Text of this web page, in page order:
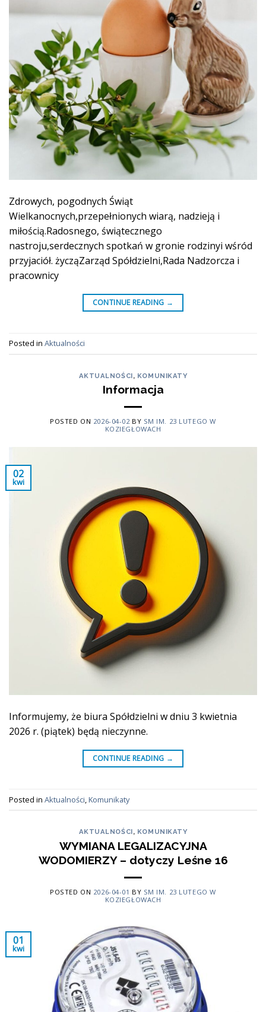
Zdrowych, pogodnych Świąt
Wielkanocnych,przepełnionych wiarą, nadzieją i
miłością.Radosnego, świątecznego
nastroju,serdecznych spotkań w gronie rodzinyi wśród
przyjaciół. życząZarząd Spółdzielni,Rada Nadzorcza i
pracownicy
CONTINUE READING →
Posted in Aktualności
AKTUALNOŚCI, KOMUNIKATY
Informacja
POSTED ON 2026-04-02 BY SM IM. 23 LUTEGO W
KOZIEGŁOWACH
02
kwi
Informujemy, że biura Spółdzielni w dniu 3 kwietnia
2026 r. (piątek) będą nieczynne.
CONTINUE READING →
Posted in Aktualności,Komunikaty
AKTUALNOŚCI, KOMUNIKATY
WYMIANA LEGALIZACYJNA
WODOMIERZY – dotyczy Leśne 16
POSTED ON 2026-04-01 BY SM IM. 23 LUTEGO W
KOZIEGŁOWACH
01
kwi